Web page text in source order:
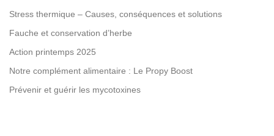
Stress thermique – Causes, conséquences et solutions
Fauche et conservation d’herbe
Action printemps 2025
Notre complément alimentaire : Le Propy Boost
Prévenir et guérir les mycotoxines